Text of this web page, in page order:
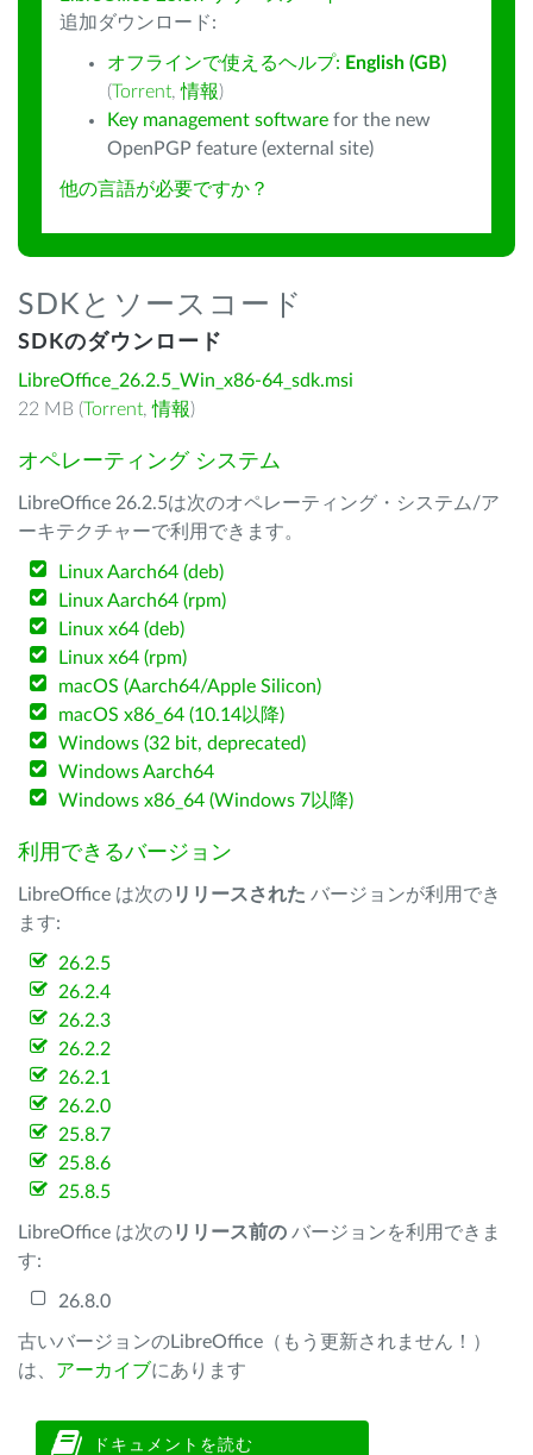
追加ダウンロード:
オフラインで使えるヘルプ: English (GB)
(Torrent,情報)
Key management software for the new
OpenPGP feature (external site)
他の言語が必要ですか？
SDKとソースコード
SDKのダウンロード
LibreOffice_26.2.5_Win_x86-64_sdk.msi
22 MB (Torrent,情報)
オペレーティング システム
LibreOffice 26.2.5は次のオペレーティング・システム/ア
ーキテクチャーで利用できます。
Linux Aarch64 (deb)
Linux Aarch64 (rpm)
Linux x64 (deb)
Linux x64 (rpm)
macOS (Aarch64/Apple Silicon)
macOS x86_64 (10.14以降)
Windows (32 bit, deprecated)
Windows Aarch64
Windows x86_64 (Windows 7以降)
利用できるバージョン
LibreOffice は次のリリースされた バージョンが利用でき
ます:
26.2.5
26.2.4
26.2.3
26.2.2
26.2.1
26.2.0
25.8.7
25.8.6
25.8.5
LibreOffice は次のリリース前の バージョンを利用できま
す:
26.8.0
古いバージョンのLibreOffice（もう更新されません！）
は、 アーカイブにあります
ドキュメントを読む